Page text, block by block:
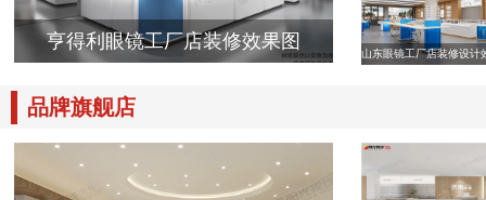
亨得利眼镜工厂店装修效果图
山东眼镜工厂店装修设计
品牌旗舰店